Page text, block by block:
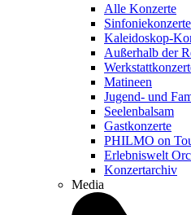
Alle Konzerte
Sinfoniekonzerte
Kaleidoskop-
Außerhalb der
Matineen
Jugend- und
Seelenbalsam
Gastkonzerte
PHILMO on
Erlebniswelt
Konzertarchiv
Media